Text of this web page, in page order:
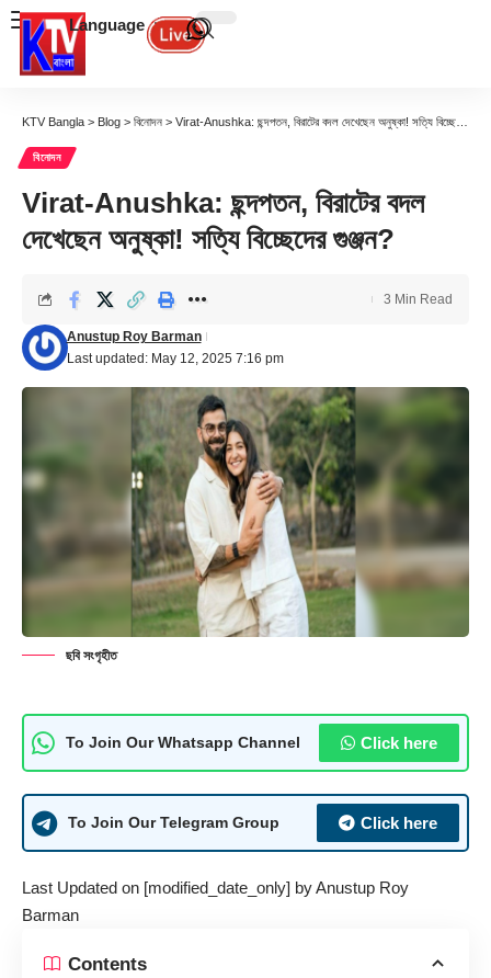
Language
KTV Bangla > Blog > বিনোদন > Virat-Anushka: ছন্দপতন, বিরাটের বদল দেখেছেন অনুষ্কা! সত্যি বিচ্ছেদের গুঞ্জন?
বিনোদন
Virat-Anushka: ছন্দপতন, বিরাটের বদল
দেখেছেন অনুষ্কা! সত্যি বিচ্ছেদের গুঞ্জন?
Last updated: May 12, 2025 7:16 pm
Anustup Roy Barman
3 Min Read
ছবি সংগৃহীত
To Join Our Whatsapp Channel Click here
To Join Our Telegram Group Click here
Last Updated on [modified_date_only] byAnustup Roy
Barman
Contents